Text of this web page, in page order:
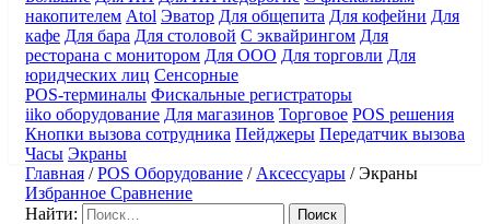
накопителем Atol Эватор Для общепита Для кофейни Для
кафе Для бара Для столовой С эквайрингом Для
ресторана с монитором Для ООО Для торговли Для
юридческих лиц Сенсорные
POS-терминалы Фискальные регистраторы
iiko оборудование Для магазинов Торговое POS решения
Кнопки вызова сотрудника Пейджеры Передатчик вызова
Часы Экраны
Главная /POS Оборудование / Аксессуары /Экраны
Избранное Сравнение
Найти: